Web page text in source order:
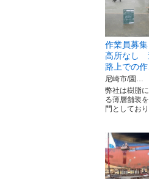
作業員募
高所なし
路上での作
尼崎市/園…
弊社は樹脂
る薄層舗装
門としてお